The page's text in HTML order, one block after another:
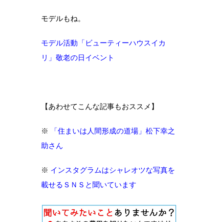
モデルもね。
モデル活動「ビューティーハウスイカ
リ」敬老の日イベント
【あわせてこんな記事もおススメ】
※
「住まいは人間形成の道場」松下幸之
助さん
※ インスタグラムはシャレオツな写真を
載せるＳＮＳと聞いています